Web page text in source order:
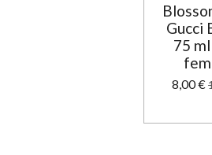
Gucci
75
8,00 €